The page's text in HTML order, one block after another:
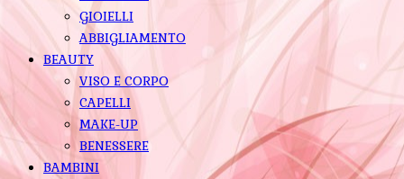
GIOIELLI
ABBIGLIAMENTO
BEAUTY
VISO E CORPO
CAPELLI
MAKE-UP
BENESSERE
BAMBINI